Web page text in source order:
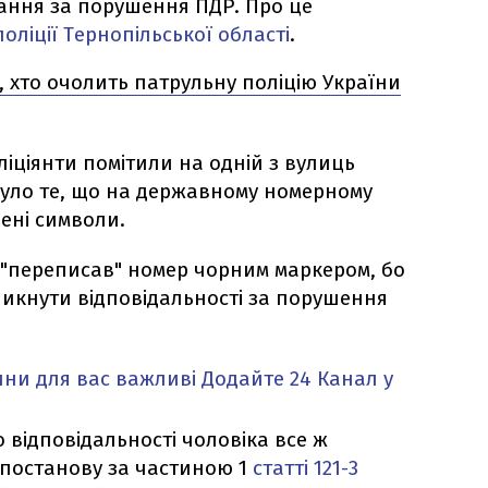
за порушення ПДР. Про це
Тернопільської області.
хто очолить патрульну поліцію України
помітили на одній з вулиць
те, що на державному номерному
символи.
"переписав" номер чорним маркером, бо
відповідальності за порушення
для вас важливі Додайте 24 Канал у
чоловіка все ж
за частиною 1 статті 121-3